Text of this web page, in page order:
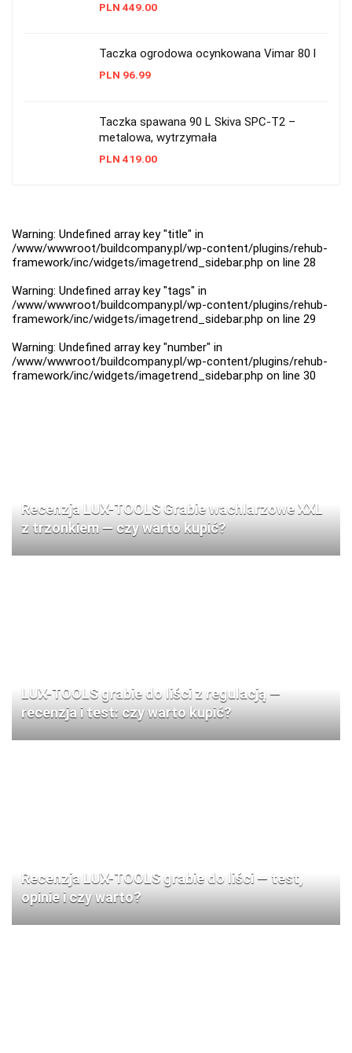
PLN 449.00
Taczka ogrodowa ocynkowana Vimar 80 l
PLN 96.99
Taczka spawana 90 L Skiva SPC-T2 –
metalowa, wytrzymała
PLN 419.00
Warning: Undefined array key "title" in
/www/wwwroot/buildcompany.pl/wp-content/plugins/rehub-
framework/inc/widgets/imagetrend_sidebar.php on line 28
Warning: Undefined array key "tags" in
/www/wwwroot/buildcompany.pl/wp-content/plugins/rehub-
framework/inc/widgets/imagetrend_sidebar.php on line 29
Warning: Undefined array key "number" in
/www/wwwroot/buildcompany.pl/wp-content/plugins/rehub-
framework/inc/widgets/imagetrend_sidebar.php on line 30
Recenzja LUX-TOOLS Grabie wachlarzowe XXL
z trzonkiem — czy warto kupić?
LUX-TOOLS grabie do liści z regulacją —
recenzja i test: czy warto kupić?
Recenzja LUX-TOOLS grabie do liści — test,
opinie i czy warto?